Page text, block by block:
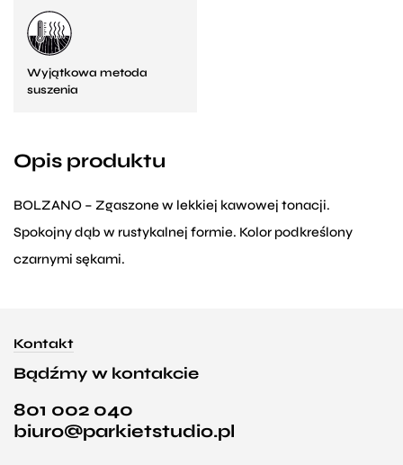
Wyjątkowa metoda
suszenia
Opis produktu
BOLZANO – Zgaszone w lekkiej kawowej tonacji.
Spokojny dąb w rustykalnej formie. Kolor podkreślony
czarnymi sękami.
Kontakt
Bądźmy w kontakcie
801 002 040
biuro@parkietstudio.pl